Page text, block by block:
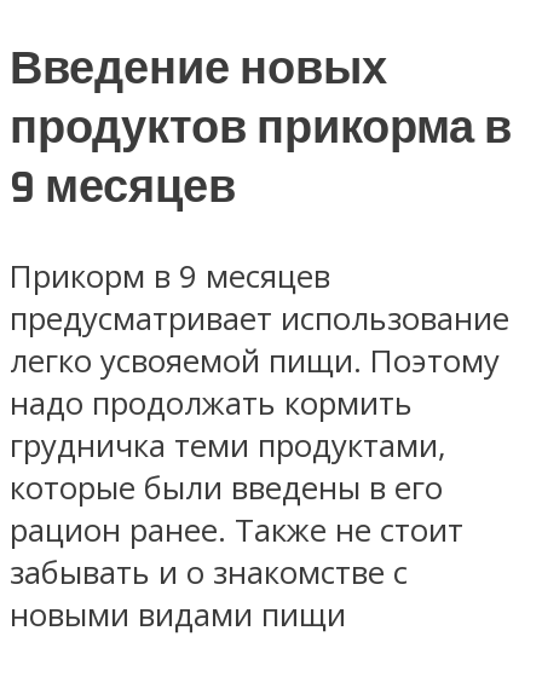
Введение новых
продуктов прикорма в
9 месяцев
Прикорм в 9 месяцев
предусматривает использование
легко усвояемой пищи. Поэтому
надо продолжать кормить
грудничка теми продуктами,
которые были введены в его
рацион ранее. Также не стоит
забывать и о знакомстве с
новыми видами пищи